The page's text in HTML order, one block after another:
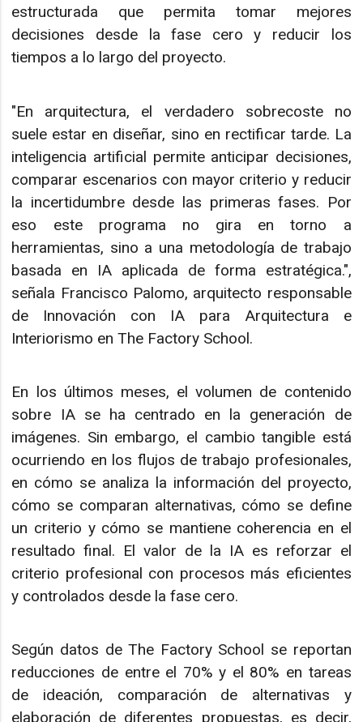
estructurada que permita tomar mejores
decisiones desde la fase cero y reducir los
tiempos a lo largo del proyecto.
"En arquitectura, el verdadero sobrecoste no
suele estar en diseñar, sino en rectificar tarde. La
inteligencia artificial permite anticipar decisiones,
comparar escenarios con mayor criterio y reducir
la incertidumbre desde las primeras fases. Por
eso este programa no gira en torno a
herramientas, sino a una metodología de trabajo
basada en IA aplicada de forma estratégica.",
señala Francisco Palomo, arquitecto responsable
de Innovación con IA para Arquitectura e
Interiorismo en The Factory School.
En los últimos meses, el volumen de contenido
sobre IA se ha centrado en la generación de
imágenes. Sin embargo, el cambio tangible está
ocurriendo en los flujos de trabajo profesionales,
en cómo se analiza la información del proyecto,
cómo se comparan alternativas, cómo se define
un criterio y cómo se mantiene coherencia en el
resultado final. El valor de la IA es reforzar el
criterio profesional con procesos más eficientes
y controlados desde la fase cero.
Según datos de The Factory School se reportan
reducciones de entre el 70% y el 80% en tareas
de ideación, comparación de alternativas y
elaboración de diferentes propuestas, es decir,